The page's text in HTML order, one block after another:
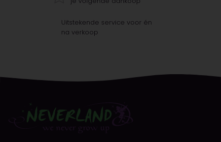
Uitstekende service voor én
na verkoop